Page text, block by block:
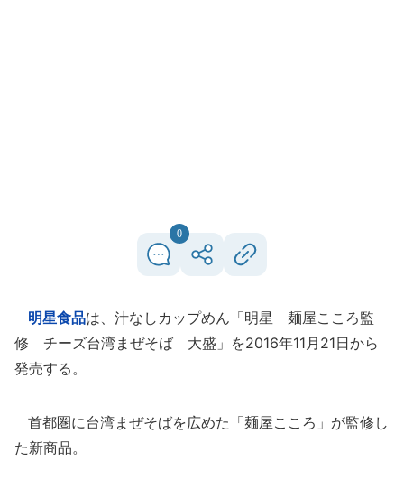
0
明星食品は、汁なしカップめん「明星 麺屋こころ監
修 チーズ台湾まぜそば 大盛」を2016年11月21日から
発売する。
首都圏に台湾まぜそばを広めた「麺屋こころ」が監修し
た新商品。